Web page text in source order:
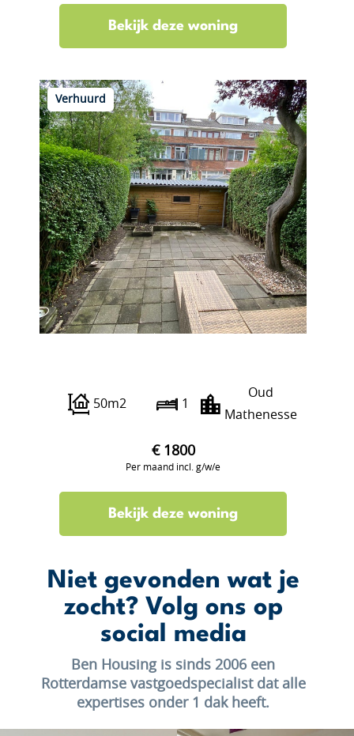
Bekijk deze woning
Verhuurd
50m2 1
Oud
Mathenesse
€ 1800
Per maand incl. g/w/e
Bekijk deze woning
Niet gevonden wat je
zocht? Volg ons op
social media
Ben Housing is sinds 2006 een
Rotterdamse vastgoedspecialist dat alle
expertises onder 1 dak heeft.